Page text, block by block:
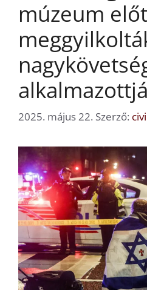
múzeum
2025. május 22. Szerző: